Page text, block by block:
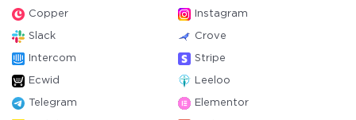
Copper Instagram
Slack Crove
Intercom Stripe
Ecwid Leeloo
Telegram Elementor